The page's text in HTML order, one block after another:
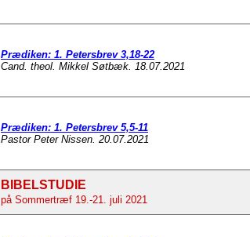
Prædiken: 1. Petersbrev 3,18-22
Cand. theol. Mikkel Søtbæk. 18.07.2021
Prædiken: 1. Petersbrev 5,5-11
Pastor Peter Nissen. 20.07.2021
BIBELSTUDIE
på Sommertræf 19.-21. juli 2021